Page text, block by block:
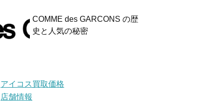
COMME des GARCONS の歴
史と人気の秘密
アイコス買取価格
店舗情報